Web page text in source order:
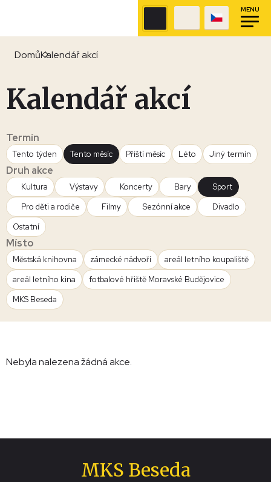
MENU
DomůKalendář akcí
Kalendář akcí
Termín
Tento týden Tento měsíc Příští měsíc Léto Jiný termín
Druh akce
Kultura Výstavy Koncerty Bary
Sport
Pro děti a rodiče
Filmy Sezónní akce
Divadlo
Ostatní
Místo
Městská knihovna zámecké nádvoří
areál letního koupaliště
areál letního kina
fotbalové hřiště Moravské Budějovice
MKS Beseda
Nebyla nalezena žádná akce.
MKS Beseda